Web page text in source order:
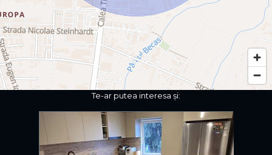
Te-ar putea interesa și: